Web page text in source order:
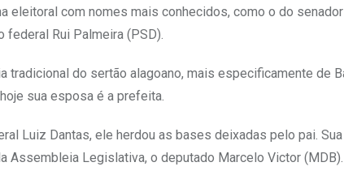
eleitoral com nomes mais conhecidos, como o do
Rui Palmeira (PSD).
tradicional do sertão alagoano, mais especificamente de
sua esposa é a prefeita.
Luiz Dantas, ele herdou as bases deixadas pelo pai.
Assembleia Legislativa, o deputado Marcelo Victor (MDB).